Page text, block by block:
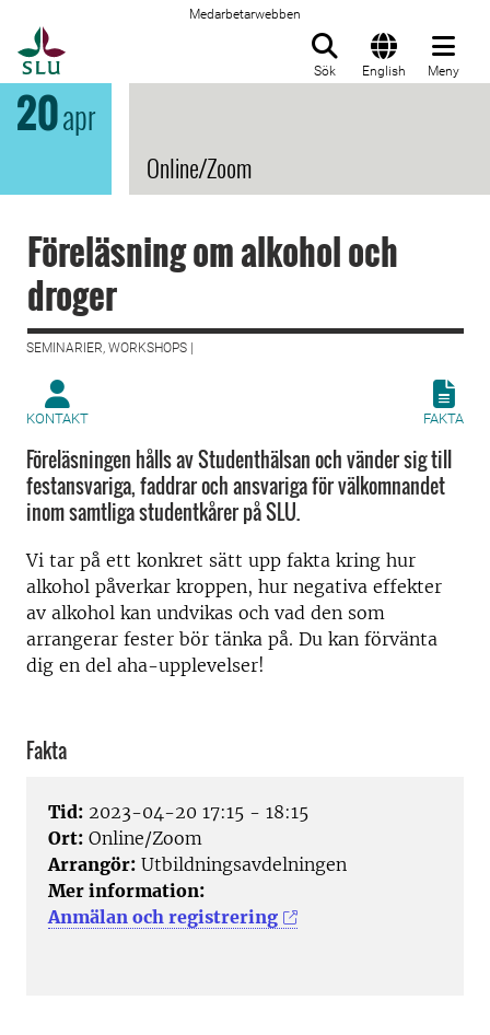
Medarbetarwebben
Sök English Meny
20apr
Online/Zoom
Föreläsning om alkohol och
droger
SEMINARIER, WORKSHOPS |
KONTAKT FAKTA
Föreläsningen hålls av Studenthälsan och vänder sig till
festansvariga, faddrar och ansvariga för välkomnandet
inom samtliga studentkårer på SLU.
Vi tar på ett konkret sätt upp fakta kring hur
alkohol påverkar kroppen, hur negativa effekter
av alkohol kan undvikas och vad den som
arrangerar fester bör tänka på. Du kan förvänta
dig en del aha-upplevelser!
Fakta
Tid: 2023-04-20 17:15 - 18:15
Ort: Online/Zoom
Arrangör: Utbildningsavdelningen
Mer information:
Anmälan och registrering